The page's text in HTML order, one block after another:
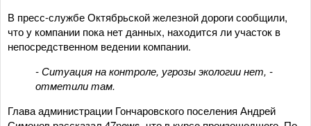
В пресс-службе Октябрьской железной дороги сообщили,
что у компании пока нет данных, находится ли участок в
непосредственном ведении компании.
- Ситуация на контроле, угрозы экологии нет, -
отметили там.
Глава администрации Гончаровского поселения Андрей